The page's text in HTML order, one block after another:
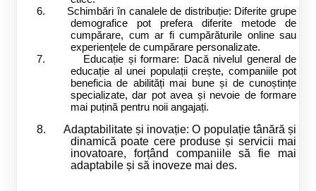
6.
Schimbări în canalele de distribuție: Diferite grupe
demografice pot prefera diferite metode de
cumpărare, cum ar fi cumpărăturile online sau
experiențele de cumpărare personalizate.
7.
Educație și formare: Dacă nivelul general de
educație al unei populații crește, companiile pot
beneficia de abilități mai bune și de cunoștințe
specializate, dar pot avea și nevoie de formare
mai puțină pentru noii angajați.
8. Adaptabilitate și inovație: O populație tânără și
dinamică poate cere produse și servicii mai
inovatoare, forțând companiile să fie mai
adaptabile și să inoveze mai des.